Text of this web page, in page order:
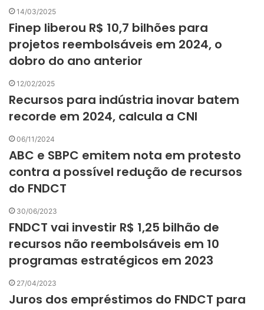
14/03/2025
Finep liberou R$ 10,7 bilhões para
projetos reembolsáveis em 2024, o
dobro do ano anterior
12/02/2025
Recursos para indústria inovar batem
recorde em 2024, calcula a CNI
06/11/2024
ABC e SBPC emitem nota em protesto
contra a possível redução de recursos
do FNDCT
30/06/2023
FNDCT vai investir R$ 1,25 bilhão de
recursos não reembolsáveis em 10
programas estratégicos em 2023
27/04/2023
Juros dos empréstimos do FNDCT para